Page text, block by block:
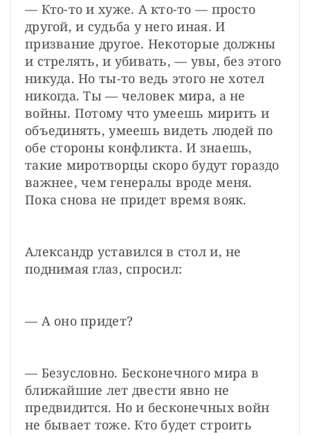
— Кто-то и хуже. А кто-то — просто
другой, и судьба у него иная. И
призвание другое. Некоторые должны
и стрелять, и убивать, — увы, без этого
никуда. Но ты-то ведь этого не хотел
никогда. Ты — человек мира, а не
войны. Потому что умеешь мирить и
объединять, умеешь видеть людей по
обе стороны конфликта. И знаешь,
такие миротворцы скоро будут гораздо
важнее, чем генералы вроде меня.
Пока снова не придет время вояк.
Александр уставился в стол и, не
поднимая глаз, спросил:
— А оно придет?
— Безусловно. Бесконечного мира в
ближайшие лет двести явно не
предвидится. Но и бесконечных войн
не бывает тоже. Кто будет строить